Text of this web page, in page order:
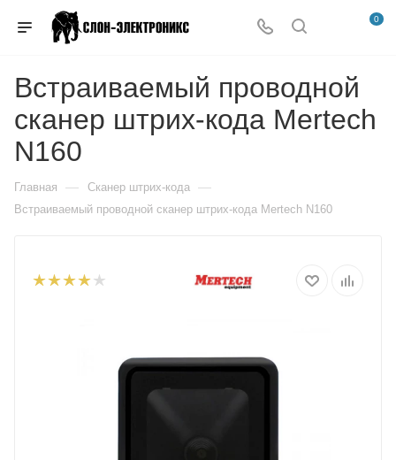
0
Встраиваемый проводной
сканер штрих-кода Mertech
N160
Главная — Сканер штрих-кода —
Встраиваемый проводной сканер штрих-кода Mertech N160